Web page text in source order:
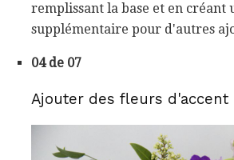
remplissant la base et en créant
supplémentaire pour d'autres
04 de 07
Ajouter des fleurs d'accent